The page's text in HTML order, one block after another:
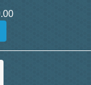
ITT.080.200.1000
GRILL.SGW-20-